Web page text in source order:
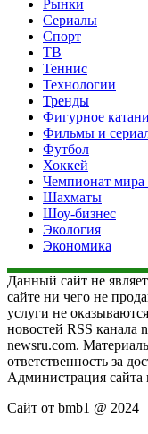
Рынки
Сериалы
Спорт
ТВ
Теннис
Технологии
Тренды
Фигурное
Фильмы и
Футбол
Хоккей
Чемпионат мира
Шахматы
Шоу-бизнес
Экология
Экономика
Данный сайт не
сайте ни чего не
услуги не
новостей RSS канала
newsru.com.
ответственность за
Администрация сайта
Сайт от bmb1 @ 2024